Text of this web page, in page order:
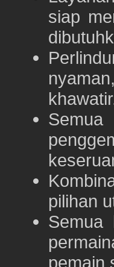
siap
pilihan
Semua
pemain